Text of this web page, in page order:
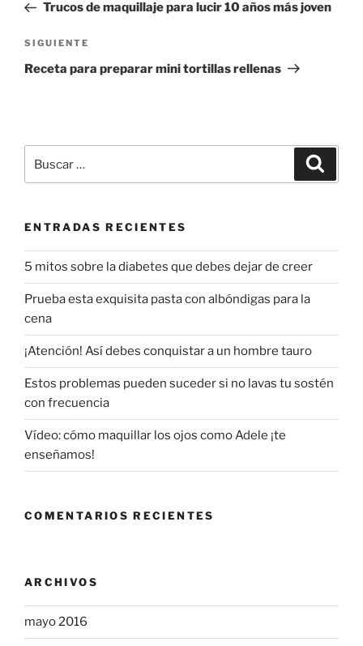
entradas
Trucos de maquillaje para lucir 10 años más joven
Siguiente
entrada
SIGUIENTE
Receta para preparar mini tortillas rellenas
por:
ENTRADAS RECIENTES
5 mitos sobre la diabetes que debes dejar de creer
Prueba esta exquisita pasta con albóndigas para la
cena
¡Atención! Así debes conquistar a un hombre tauro
Estos problemas pueden suceder si no lavas tu sostén
con frecuencia
Vídeo: cómo maquillar los ojos como Adele ¡te
enseñamos!
COMENTARIOS RECIENTES
ARCHIVOS
mayo 2016